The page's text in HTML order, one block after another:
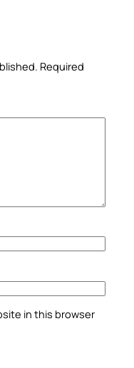
Required
in this browser